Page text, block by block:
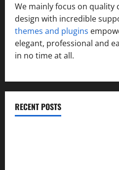
We mainly focus on quality
design with incredible
themes and plugins
elegant, professional and
in no time at all.
RECENT POSTS